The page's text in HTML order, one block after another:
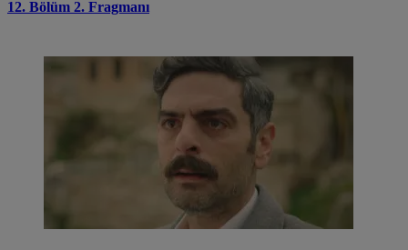
12. Bölüm 2. Fragmanı